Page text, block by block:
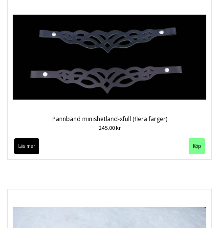
Pannband minishetland-xfull (flera färger)
245.00 kr
Läs mer Köp